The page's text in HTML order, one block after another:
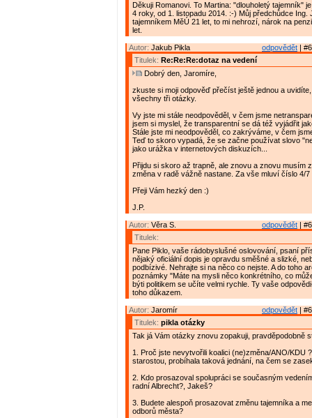
Děkuji Romanovi. To Martina: "dlouholetý tajemník"
4 roky, od 1. listopadu 2014. :-) Můj předchůdce Ing.
tajemníkem MěÚ 21 let, to mi nehrozí, nárok na
let.
odpovědět |
Autor: Jakub Pikla
Titulek: Re:Re:Re:dotaz na vedení
Dobrý den, Jaromíre,
zkuste si moji odpověď přečíst ještě jednou a
všechny tři otázky.
Vy jste mi stále neodpověděl, v čem jsme
jsem si myslel, že transparentní se dá též vyjádřit
Stále jste mi neodpověděl, co zakrýváme, v čem
Teď to skoro vypadá, že se začne používat slovo
jako urážka v internetových diskuzích...
Přijdu si skoro až trapně, ale znovu a znovu musím
změna v radě vážně nastane. Za vše mluví číslo 4/7
Přeji Vám hezký den :)
J.P.
odpovědět |
Autor: Věra S.
Titulek:
Pane Piklo, vaše rádobyslušné oslovování, psaní
nějaký oficiální dopis je opravdu směšné a slizké,
podbízivé. Nehrajte si na něco co nejste. A do toho
poznámky "Máte na mysli něco konkrétního, co
býti politikem se učíte velmi rychle. Ty vaše
toho důkazem.
odpovědět |
Autor: Jaromír
Titulek: pikla otázky
Tak já Vám otázky znovu zopakuji, pravděpodobně
1. Proč jste nevytvořili koalici (ne)změna/ANO/KDU
starostou, probíhala taková jednání, na čem se
2. Kdo prosazoval spolupráci se současným
radní Albrecht?, Jakeš?
3. Budete alespoň prosazovat změnu tajemníka a
odborů města?